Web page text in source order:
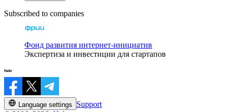
Subscribed to companies
Фонд развития интернет-инициатив
Экспертиза и инвестиции для стартапов
Language settings
Support